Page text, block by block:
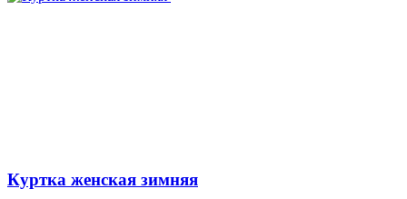
Куртка женская зимняя